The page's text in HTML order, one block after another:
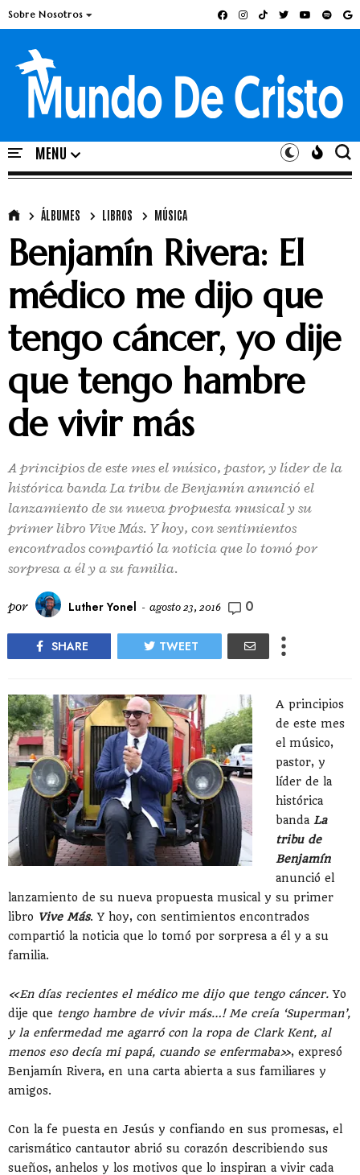
Sobre Nosotros
ÁLBUMES LIBROS MÚSICA
Benjamín Rivera: El
médico me dijo que
tengo cáncer, yo dije
que tengo hambre
de vivir más
A principios de este mes el músico, pastor, y líder de la
histórica banda La tribu de Benjamín anunció el
lanzamiento de su nueva propuesta musical y su
primer libro Vive Más. Y hoy, con sentimientos
encontrados compartió la noticia que lo tomó por
sorpresa a él y a su familia.
por Luther Yonel - agosto 23, 2016 0
SHARE TWEET
A principios
de este mes
el músico,
pastor, y
líder de la
histórica
banda La
tribu de
Benjamín
anunció el
lanzamiento de su nueva propuesta musical y su primer
libro Vive Más. Y hoy, con sentimientos encontrados
compartió la noticia que lo tomó por sorpresa a él y a su
familia.
«En días recientes el médico me dijo que tengo cáncer.Yo
dije que tengo hambre de vivir más…! Me creía ‘Superman’,
y la enfermedad me agarró con la ropa de Clark Kent, al
menos eso decía mi papá, cuando se enfermaba», expresó
Benjamín Rivera, en una carta abierta a sus familiares y
amigos.
Con la fe puesta en Jesús y confiando en sus promesas, el
carismático cantautor abrió su corazón describiendo sus
sueños, anhelos y los motivos que lo inspiran a vivir cada